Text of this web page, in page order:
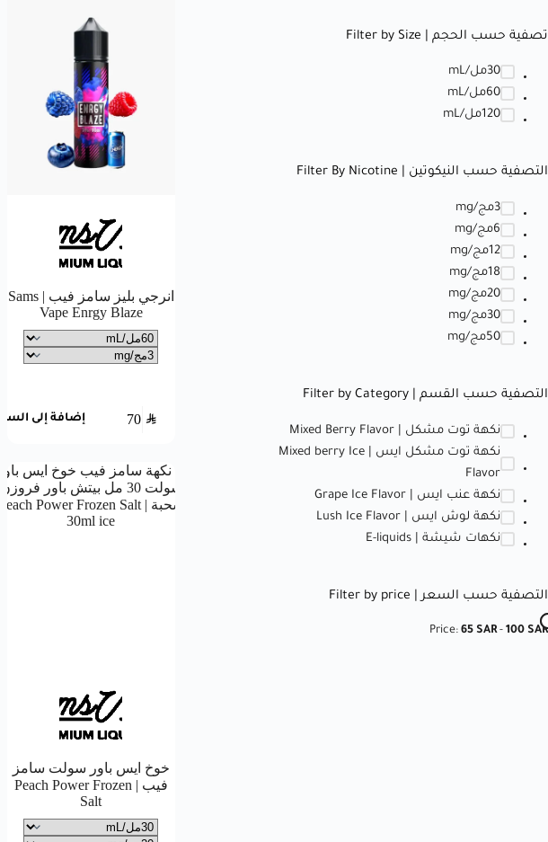
انرجي بليز سامز فيب | Sams
Vape Enrgy Blaze
70 SAR إضافة إلى السلة
خوخ ايس باور سولت سامز
فيب | Peach Power Frozen
Salt
تصفية حسب الحجم | Filter by Size
30مل/mL
60مل/mL
120مل/mL
التصفية حسب النيكوتين | Filter By Nicotine
3مج/mg
6مج/mg
12مج/mg
18مج/mg
20مج/mg
30مج/mg
50مج/mg
التصفية حسب القسم | Filter by Category
نكهة توت مشكل | Mixed Berry Flavor
نكهة توت مشكل ايس | Mixed berry Ice
Flavor
نكهة عنب ايس | Grape Ice Flavor
نكهة لوش ايس | Lush Ice Flavor
نكهات شيشة | E-liquids
التصفية حسب السعر | Filter by price
Price: 65 SAR- 100 SAR